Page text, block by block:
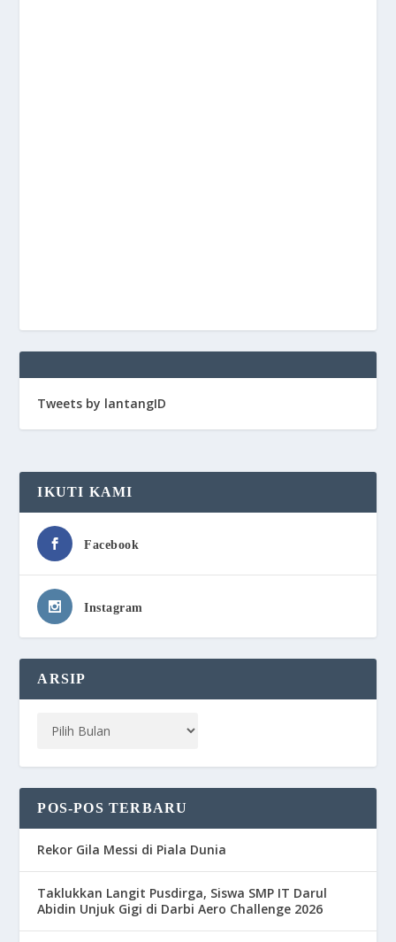
Tweets by lantangID
IKUTI KAMI
Facebook
Instagram
ARSIP
POS-POS TERBARU
Rekor Gila Messi di Piala Dunia
Taklukkan Langit Pusdirga, Siswa SMP IT Darul
Abidin Unjuk Gigi di Darbi Aero Challenge 2026